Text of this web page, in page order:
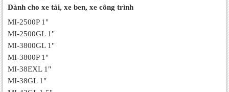
Dành cho xe tải, xe ben, xe công trình
MI-2500P 1"
MI-2500GL 1"
MI-3800GL 1"
MI-3800P 1"
MI-38EXL 1"
MI-38GL 1"